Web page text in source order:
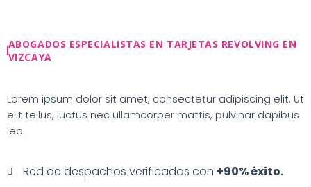
contenido
ABOGADOS ESPECIALISTAS EN TARJETAS REVOLVING EN
VIZCAYA
Lorem ipsum dolor sit amet, consectetur adipiscing elit. Ut
elit tellus, luctus nec ullamcorper mattis, pulvinar dapibus
leo.
Red de despachos verificados con +90% éxito.